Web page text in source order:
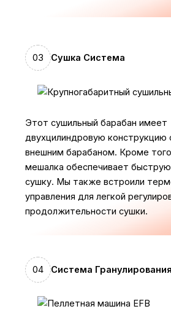
03 Сушка Система
Этот сушильный барабан имеет
двухцилиндровую конструкцию
внешним барабаном. Кроме
мешалка обеспечивает
сушку. Мы также встроили
управления для легкой
продолжительности сушки.
04 Система Гранулирования